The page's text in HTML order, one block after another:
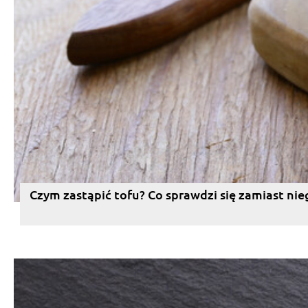
Czym zastąpić tofu? Co sprawdzi się zamiast